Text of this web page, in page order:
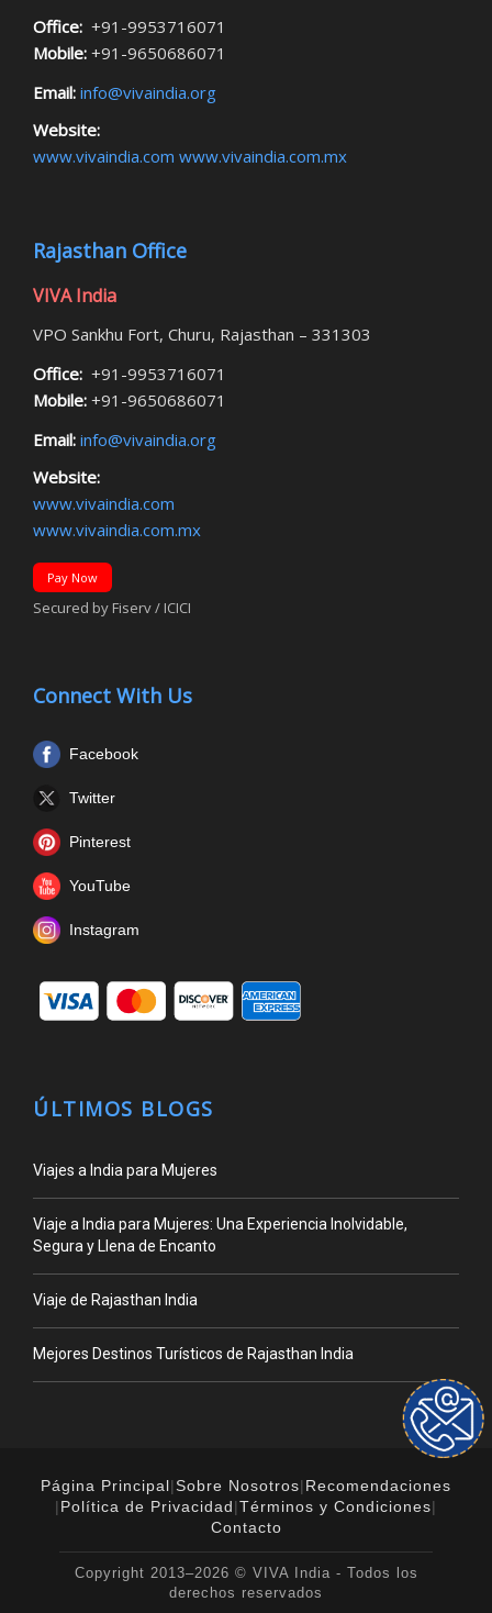
Office: +91-9953716071
Mobile: +91-9650686071
Email: info@vivaindia.org
Website:
www.vivaindia.com www.vivaindia.com.mx
Rajasthan Office
VIVA India
VPO Sankhu Fort, Churu, Rajasthan – 331303
Office: +91-9953716071
Mobile: +91-9650686071
Email: info@vivaindia.org
Website:
www.vivaindia.com
www.vivaindia.com.mx
Pay Now
Secured by Fiserv / ICICI
Connect With Us
Facebook
Twitter
Pinterest
YouTube
Instagram
ÚLTIMOS BLOGS
Viajes a India para Mujeres
Viaje a India para Mujeres: Una Experiencia Inolvidable,
Segura y Llena de Encanto
Viaje de Rajasthan India
Mejores Destinos Turísticos de Rajasthan India
Página Principal|Sobre Nosotros| Recomendaciones
| Política de Privacidad|Términos y Condiciones|
Contacto
Copyright 2013–2026 © VIVA India - Todos los
derechos reservados